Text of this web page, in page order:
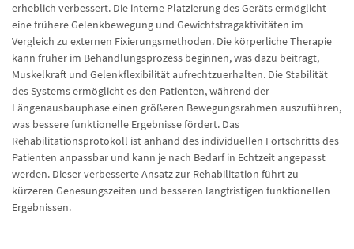
erheblich verbessert. Die interne Platzierung des Geräts ermöglicht
eine frühere Gelenkbewegung und Gewichtstragaktivitäten im
Vergleich zu externen Fixierungsmethoden. Die körperliche Therapie
kann früher im Behandlungsprozess beginnen, was dazu beiträgt,
Muskelkraft und Gelenkflexibilität aufrechtzuerhalten. Die Stabilität
des Systems ermöglicht es den Patienten, während der
Längenausbauphase einen größeren Bewegungsrahmen auszuführen,
was bessere funktionelle Ergebnisse fördert. Das
Rehabilitationsprotokoll ist anhand des individuellen Fortschritts des
Patienten anpassbar und kann je nach Bedarf in Echtzeit angepasst
werden. Dieser verbesserte Ansatz zur Rehabilitation führt zu
kürzeren Genesungszeiten und besseren langfristigen funktionellen
Ergebnissen.